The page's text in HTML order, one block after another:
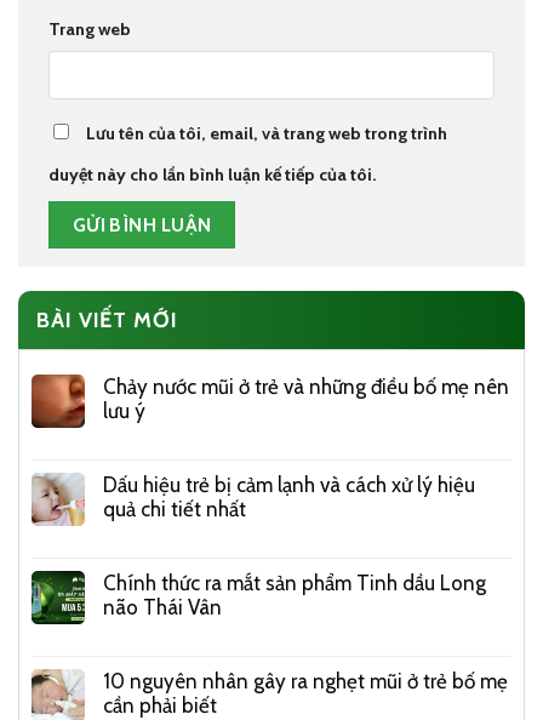
Trang web
Lưu tên của tôi, email, và trang web trong trình
duyệt này cho lần bình luận kế tiếp của tôi.
BÀI VIẾT MỚI
Chảy nước mũi ở trẻ và những điều bố mẹ nên
lưu ý
Dấu hiệu trẻ bị cảm lạnh và cách xử lý hiệu
quả chi tiết nhất
Chính thức ra mắt sản phẩm Tinh dầu Long
não Thái Vân
10 nguyên nhân gây ra nghẹt mũi ở trẻ bố mẹ
cần phải biết